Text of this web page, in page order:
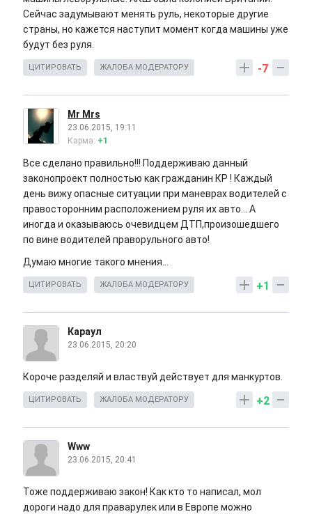
Сейчас задумывают менять руль, некоторые другие
страны, но кажется наступит момент когда машины уже
будут без руля.
-7
ЦИТИРОВАТЬ ЖАЛОБА МОДЕРАТОРУ
Mr Mrs
23.06.2015, 19:11
Карма: +1
Все сделано правильно!!! Поддерживаю данный
законопроект полностью как гражданин КР ! Каждый
день вижу опасные ситуации при маневрах водителей с
правосторонним расположением руля их авто... А
иногда и оказываюсь очевидцем ДТП,произошедшего
по вине водителей праворульного авто!
Думаю многие такого мнения...
+1
ЦИТИРОВАТЬ ЖАЛОБА МОДЕРАТОРУ
Караул
23.06.2015, 20:20
Короче разделяй и властвуй действует для манкуртов.
+2
ЦИТИРОВАТЬ ЖАЛОБА МОДЕРАТОРУ
Www
23.06.2015, 20:41
Тоже поддерживаю закон! Как кто то написал, мол
дороги надо для праварулек или в Европе можно